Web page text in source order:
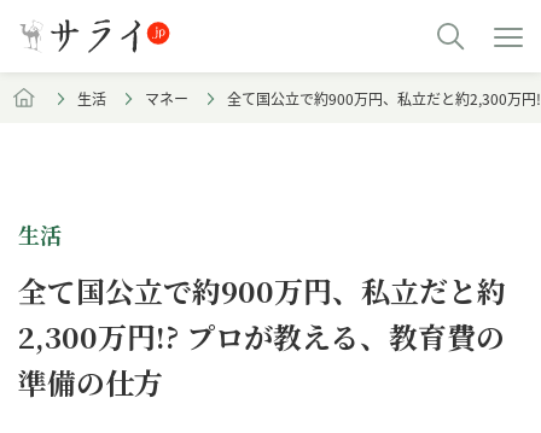
生活 マネー 全て国公立で約900万円、私立だと約2,300万
生活
全て国公立で約900万円、私立だと約
2,300万円!? プロが教える、教育費の
準備の仕方